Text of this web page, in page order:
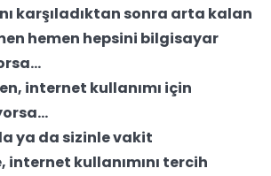
karşıladıktan sonra arta kalan
hemen hepsini bilgisayar
internet kullanımı için
ya da sizinle vakit
kullanımını tercih